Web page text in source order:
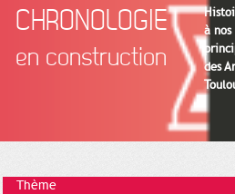
CHRONOLOGIE
en construction
à
des
Thème